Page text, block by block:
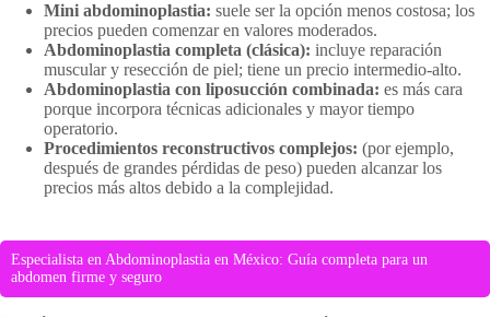
Mini abdominoplastia: suele ser la opción menos costosa; los
precios pueden comenzar en valores moderados.
Abdominoplastia completa (clásica): incluye reparación
muscular y resección de piel; tiene un precio intermedio-alto.
Abdominoplastia con liposucción combinada: es más cara
porque incorpora técnicas adicionales y mayor tiempo
operatorio.
Procedimientos reconstructivos complejos: (por ejemplo,
después de grandes pérdidas de peso) pueden alcanzar los
precios más altos debido a la complejidad.
Especialista en Abdominoplastia en México: Guía completa para un
abdomen firme y seguro